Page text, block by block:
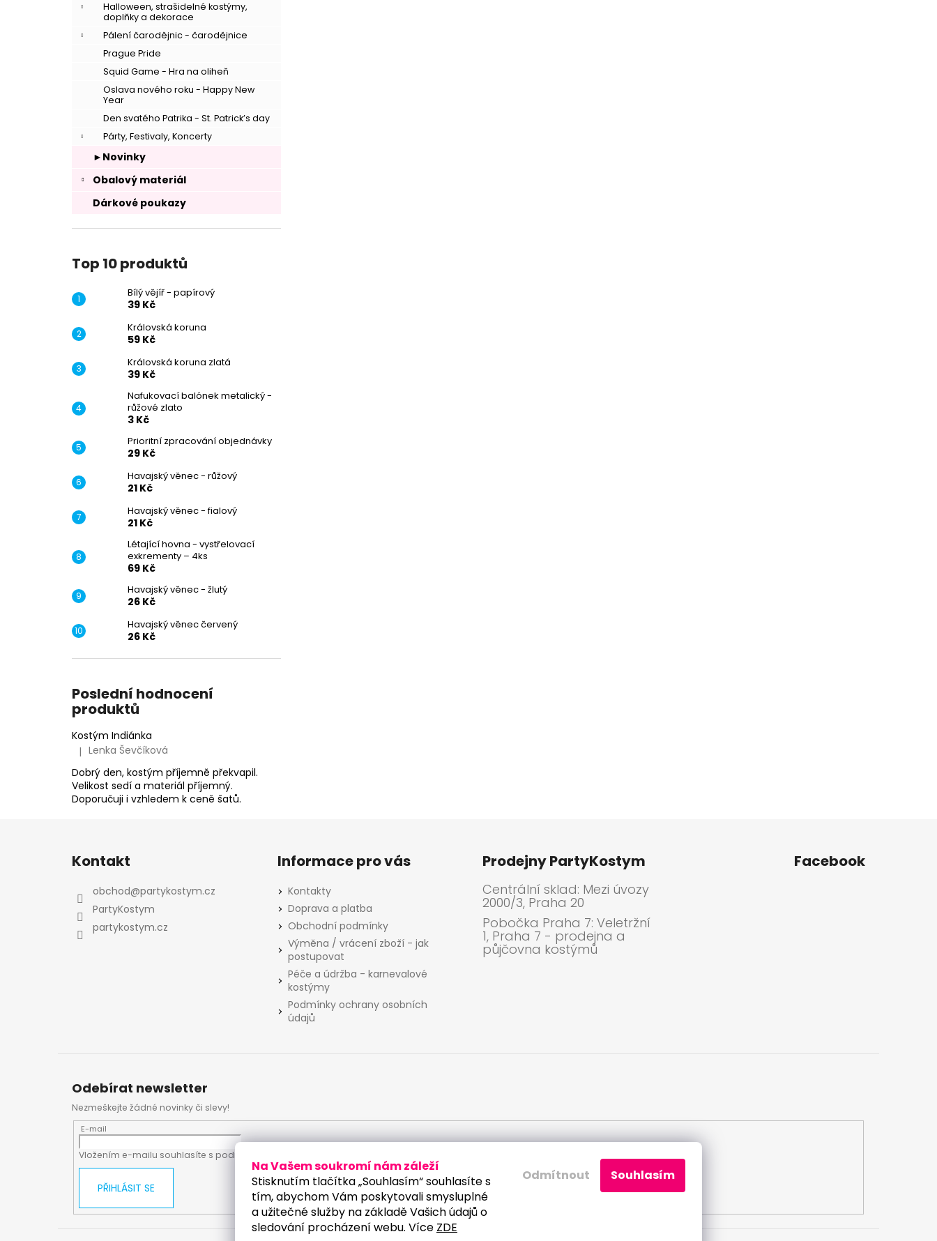
Na Vašem soukromí nám záleží
Stisknutím tlačítka „Souhlasím“ souhlasíte s
tím, abychom Vám poskytovali smysluplné
a užitečné služby na základě Vašich údajů o
sledování procházení webu. Více ZDE
Odmítnout Souhlasím
Halloween, strašidelné kostýmy,
doplňky a dekorace
Pálení čarodějnic - čarodějnice
Prague Pride
Squid Game - Hra na oliheň
Oslava nového roku - Happy New
Year
Den svatého Patrika - St. Patrick’s day
Párty, Festivaly, Koncerty
►Novinky
Obalový materiál
Dárkové poukazy
Top 10 produktů
Bílý vějíř - papírový
39 Kč
Královská koruna
59 Kč
Královská koruna zlatá
39 Kč
Nafukovací balónek metalický -
růžové zlato
3 Kč
Prioritní zpracování objednávky
29 Kč
Havajský věnec - růžový
21 Kč
Havajský věnec - fialový
21 Kč
Létající hovna - vystřelovací
exkrementy – 4ks
69 Kč
Havajský věnec - žlutý
26 Kč
Havajský věnec červený
26 Kč
Poslední hodnocení
produktů
Kostým Indiánka
Hodnocení produktu je 5 z 5 hvězdiček.
| Lenka Ševčíková
Dobrý den, kostým příjemně překvapil.
Velikost sedí a materiál příjemný.
Doporučuji i vzhledem k ceně šatů.
Odebírat newsletter
Nezmeškejte žádné novinky či slevy!
E-mail
Vložením e-mailu souhlasíte s podmínkami ochrany osobních údajů
PŘIHLÁSIT SE
Kontakt
obchod@partykostym.cz
PartyKostym
partykostym.cz
Informace pro vás
Kontakty
Doprava a platba
Obchodní podmínky
Výměna / vrácení zboží - jak
postupovat
Péče a údržba - karnevalové
kostýmy
Podmínky ochrany osobních
údajů
Prodejny PartyKostym
Centrální sklad: Mezi úvozy
2000/3, Praha 20
Pobočka Praha 7: Veletržní
1, Praha 7 - prodejna a
půjčovna kostýmů
Facebook